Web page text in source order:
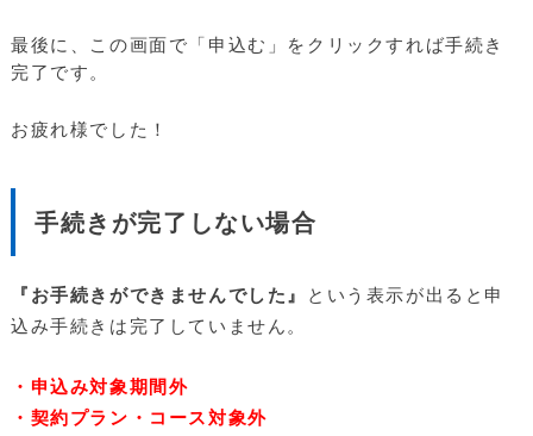
最後に、この画面で「申込む」をクリックすれば手続き
完了です。
お疲れ様でした！
手続きが完了しない場合
『お手続きができませんでした』
という表示が出ると申
込み手続きは完了していません。
・申込み対象期間外
・契約プラン・コース対象外